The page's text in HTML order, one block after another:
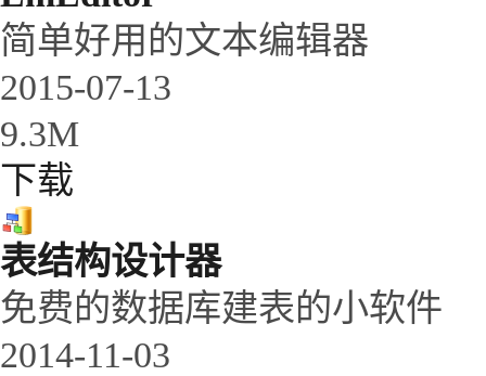
简单好用的文本编辑器
2015-07-13
9.3M
下载
表结构设计器
免费的数据库建表的小软件
2014-11-03